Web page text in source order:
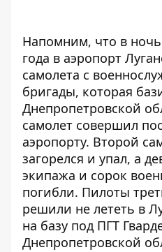
Напомним, что в
года в аэропорт
самолета с
бригады, которая
Днепропетровской
самолет совершил
аэропорту. Второй
загорелся и упал, а
экипажа и сорок
погибли. Пилоты
решили не лететь в
на базу под ПГТ
Днепропетровской